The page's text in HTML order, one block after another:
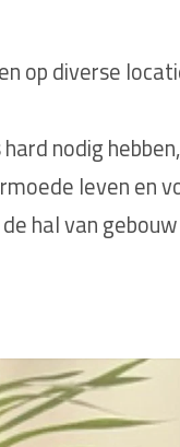
diverse
nodig
leven en
hal van gebouw